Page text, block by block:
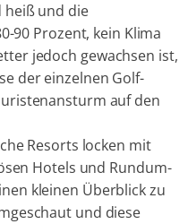
heiß und die
90 Prozent, kein Klima
jedoch gewachsen ist,
der einzelnen Golf-
auf den
Resorts locken mit
Hotels und Rundum-
kleinen Überblick zu
und diese